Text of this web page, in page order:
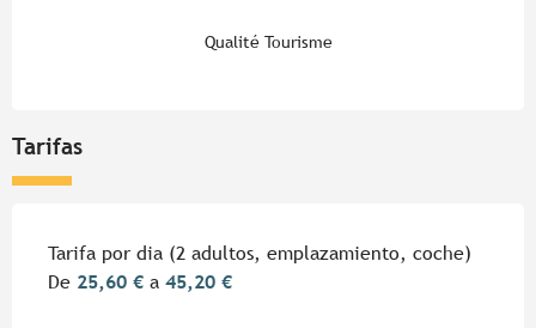
Qualité Tourisme
Tarifas
Tarifas 2026
Tarifa por dia (2 adultos, emplazamiento, coche)
De 25,60 € a 45,20 €